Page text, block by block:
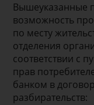
Вышеуказанные
возможность
по месту
отделения
соответствии с
прав
банком в
разбирательств: